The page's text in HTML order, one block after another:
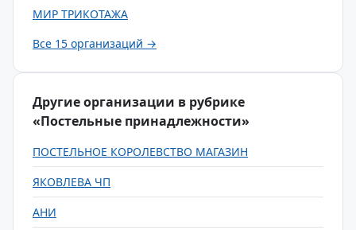
МИР ТРИКОТАЖА
Все 15 организаций →
Другие организации в рубрике
«Постельные принадлежности»
ПОСТЕЛЬНОЕ КОРОЛЕВСТВО МАГАЗИН
ЯКОВЛЕВА ЧП
АНИ